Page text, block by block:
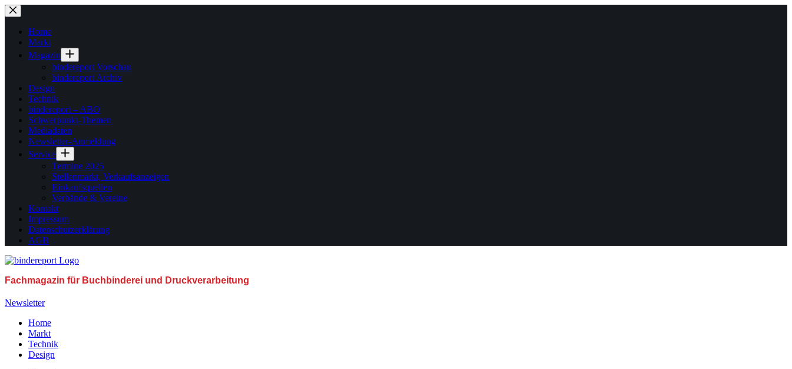
Zum
Inhalt
springenHome
Markt
Magazin
bindereport Vorschau
bindereport Archiv
Design
Technik
bindereport – ABO
Schwerpunkt-Themen
Mediadaten
Newsletter-Anmeldung
Service
Termine 2025
Stellenmarkt, Verkaufsanzeigen
Einkaufsquellen
Verbände & Vereine
Kontakt
Impressum
Datenschutzerklärung
AGB
Fachmagazin für Buchbinderei und Druckverarbeitung
Newsletter
Home
Markt
Technik
Design